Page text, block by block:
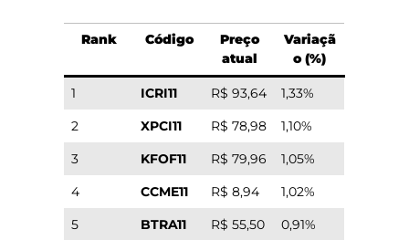
Rank Código
Preço
atual
Variaçã
o (%)
1 ICRI11 R$ 93,64
1,33%
2
XPCI11 R$ 78,98
1,10%
3
KFOF11 R$ 79,96
1,05%
4
CCME11 R$ 8,94
1,02%
5
BTRA11 R$ 55,50
0,91%